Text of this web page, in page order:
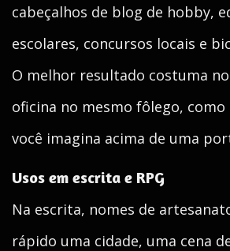
cabeçalhos de blog de hobby,
escolares, concursos locais e
O melhor resultado costuma
oficina no mesmo fôlego, como
você imagina acima de uma
Usos em escrita e RPG
Na escrita, nomes de
rápido uma cidade, uma cena